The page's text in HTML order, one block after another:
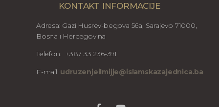
KONTAKT INFORMACIJE
Adresa: Gazi Husrev-begova 56a, Sarajevo 71000,
Bosna i Hercegovina
Telefon: +387 33 236-391
E-mail: udruzenjeilmijje@islamskazajednica.ba